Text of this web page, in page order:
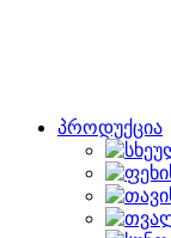
პროდუქცია